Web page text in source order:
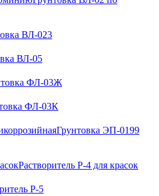
ВЛ-023
ВЛ-05
ФЛ-03Ж
ФЛ-03К
Грунтовка ЭП-0199
Растворитель Р-4 для красок
Р-5